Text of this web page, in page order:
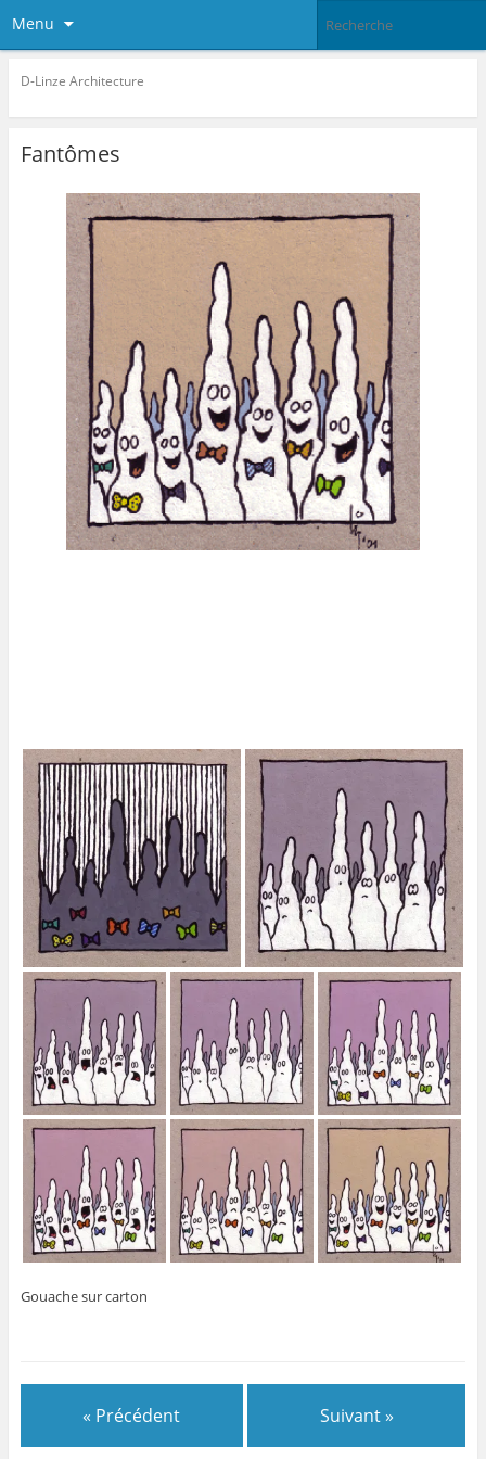
Menu
D-Linze Architecture
Fantômes
Gouache sur carton
« Précédent Suivant »